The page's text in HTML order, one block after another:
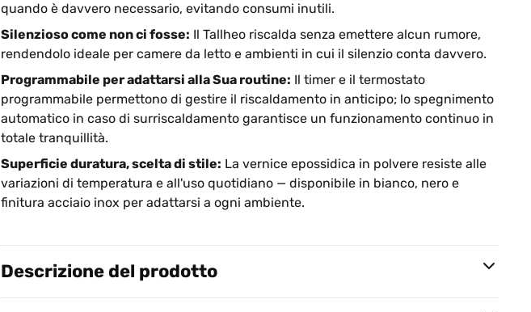
quando è davvero necessario, evitando consumi inutili.
Silenzioso come non ci fosse: Il Tallheo riscalda senza emettere alcun rumore,
rendendolo ideale per camere da letto e ambienti in cui il silenzio conta davvero.
Programmabile per adattarsi alla Sua routine: Il timer e il termostato
programmabile permettono di gestire il riscaldamento in anticipo; lo spegnimento
automatico in caso di surriscaldamento garantisce un funzionamento continuo in
totale tranquillità.
Superficie duratura, scelta di stile: La vernice epossidica in polvere resiste alle
variazioni di temperatura e all'uso quotidiano — disponibile in bianco, nero e
finitura acciaio inox per adattarsi a ogni ambiente.
Descrizione del prodotto